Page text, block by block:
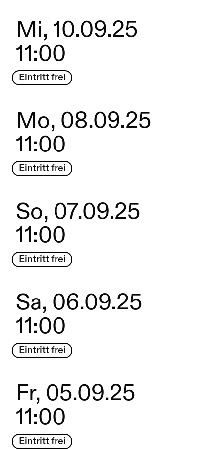
Mi, 10.09.25
11:00
Eintritt frei
Mo, 08.09.25
11:00
Eintritt frei
So, 07.09.25
11:00
Eintritt frei
Sa, 06.09.25
11:00
Eintritt frei
Fr, 05.09.25
11:00
Eintritt frei